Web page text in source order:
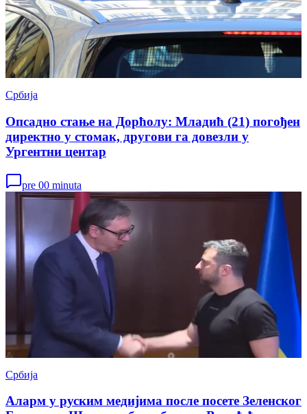
Србија
Опсадно стање на Дорћолу: Младић (21) погођен
директно у стомак, другови га довезли у
Ургентни центар
pre 00 minuta
Србија
Аларм у руским медијима после посете Зеленског